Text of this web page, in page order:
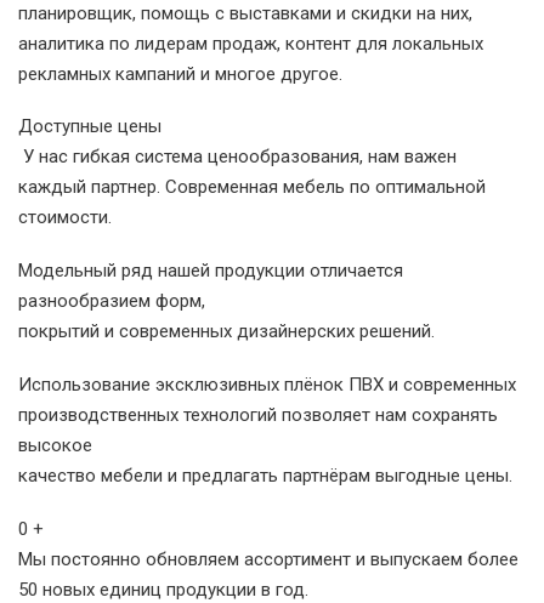
планировщик, помощь с выставками и скидки на них,
аналитика по лидерам продаж, контент для локальных
рекламных кампаний и многое другое.
Доступные цены
У нас гибкая система ценообразования, нам важен
каждый партнер. Современная мебель по оптимальной
стоимости.
Модельный ряд нашей продукции отличается
разнообразием форм,
покрытий и современных дизайнерских решений.
Использование эксклюзивных плёнок ПВХ и современных
производственных технологий позволяет нам сохранять
высокое
качество мебели и предлагать партнёрам выгодные цены.
0 +
Мы постоянно обновляем ассортимент и выпускаем более
50 новых единиц продукции в год.